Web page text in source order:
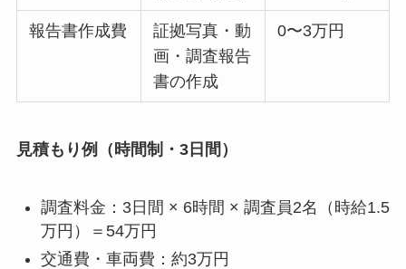
報告書作成費
証拠写真・動
画・調査報告
書の作成
0〜3万円
見積もり例（時間制・3日間）
調査料金：3日間 × 6時間 × 調査員2名（時給1.5
万円）＝54万円
交通費・車両費：約3万円